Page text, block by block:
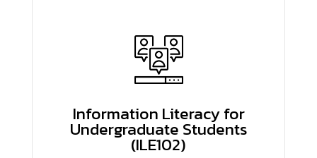
Information Literacy for
Undergraduate Students
(ILE102)